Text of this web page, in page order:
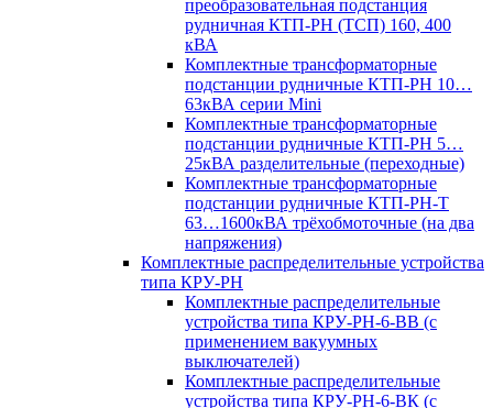
преобразовательная подстанция
рудничная КТП-РН (ТСП) 160, 400
кВА
Комплектные трансформаторные
подстанции рудничные КТП-РН 10…
63кВА серии Mini
Комплектные трансформаторные
подстанции рудничные КТП-РН 5…
25кВА разделительные (переходные)
Комплектные трансформаторные
подстанции рудничные КТП-РН-Т
63…1600кВА трёхобмоточные (на два
напряжения)
Комплектные распределительные устройства
типа КРУ-РН
Комплектные распределительные
устройства типа КРУ-РН-6-ВВ (с
применением вакуумных
выключателей)
Комплектные распределительные
устройства типа КРУ-РН-6-ВК (с